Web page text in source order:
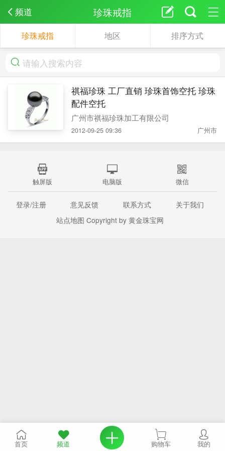
频道 珍珠戒指
珍珠戒指 地区 排序方式
祺福珍珠 工厂直销 珍珠首饰空托 珍珠
配件空托
广州市祺福珍珠加工有限公司
2012-09-25 09:36 广州市
触屏版 电脑版 微信
登录/注册 意见反馈 联系方式
关于我们
站点地图 Copyright by 黄金珠宝网
首页 频道 购物车 我的